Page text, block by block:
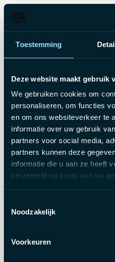
Toestemming
Deze website maakt gebruik
We gebruiken cookies om
personaliseren, om functies
en om ons websiteverkeer te
informatie over uw gebruik
partners voor social media,
partners kunnen deze
informatie die u aan ze heeft
verzameld op basis van uw
Noodzakelijk
Voorkeuren
Deze
langer